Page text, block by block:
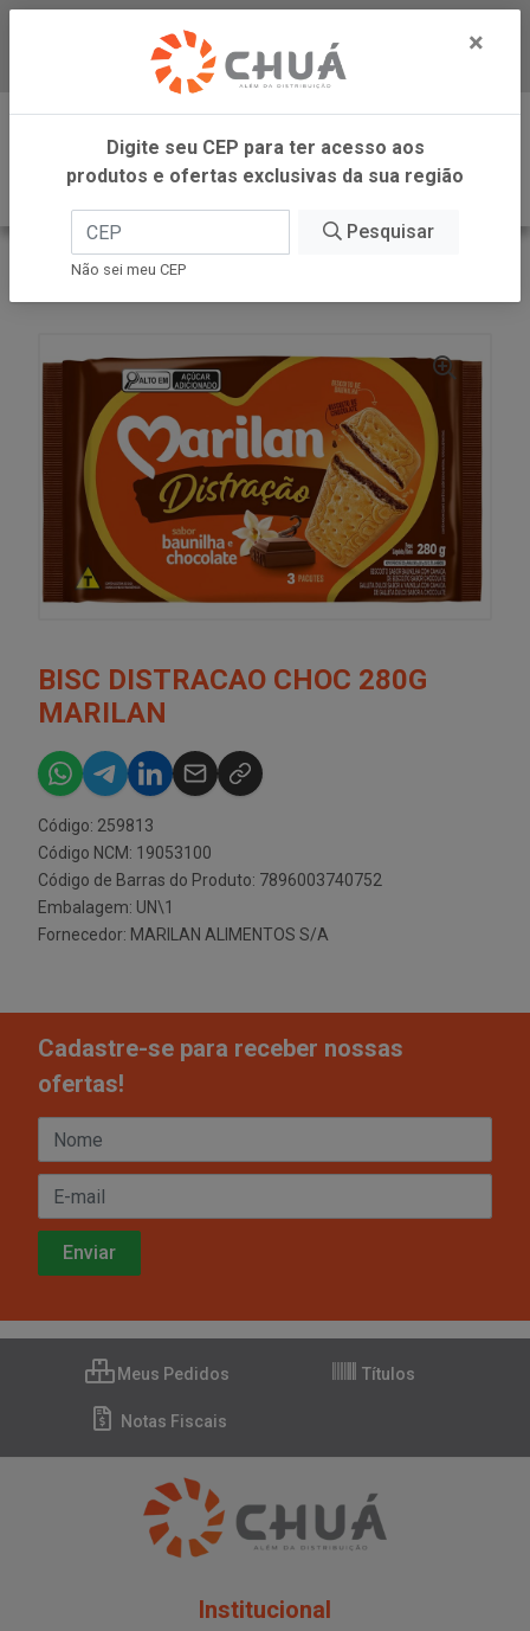
Baixe já nosso APP
0
INÍCIO
MARILAN
BISC DISTRACAO CHOC 280G
MARILAN
Código: 259813
Código NCM: 19053100
Código de Barras do Produto: 7896003740752
Embalagem: UN\1
Fornecedor: MARILAN ALIMENTOS S/A
Cadastre-se para receber nossas
ofertas!
Meus Pedidos Títulos
Notas Fiscais
Institucional
×
Digite seu CEP para ter acesso aos
produtos e ofertas exclusivas da sua região
Pesquisar
Não sei meu CEP